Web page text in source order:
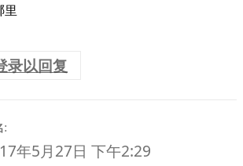
里
录以回复
:
年5月27日 下午2:29